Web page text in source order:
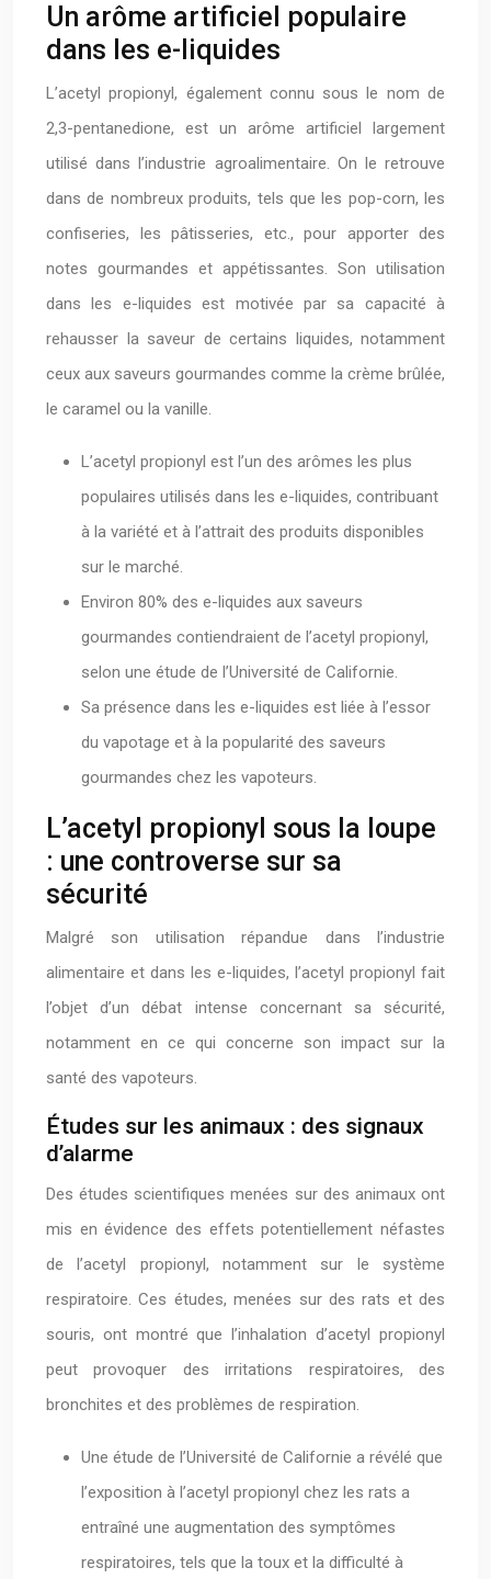
Un arôme artificiel populaire
dans les e-liquides
L’acetyl propionyl, également connu sous le nom de
2,3-pentanedione, est un arôme artificiel largement
utilisé dans l’industrie agroalimentaire. On le retrouve
dans de nombreux produits, tels que les pop-corn, les
confiseries, les pâtisseries, etc., pour apporter des
notes gourmandes et appétissantes. Son utilisation
dans les e-liquides est motivée par sa capacité à
rehausser la saveur de certains liquides, notamment
ceux aux saveurs gourmandes comme la crème brûlée,
le caramel ou la vanille.
L’acetyl propionyl est l’un des arômes les plus
populaires utilisés dans les e-liquides, contribuant
à la variété et à l’attrait des produits disponibles
sur le marché.
Environ 80% des e-liquides aux saveurs
gourmandes contiendraient de l’acetyl propionyl,
selon une étude de l’Université de Californie.
Sa présence dans les e-liquides est liée à l’essor
du vapotage et à la popularité des saveurs
gourmandes chez les vapoteurs.
L’acetyl propionyl sous la loupe
: une controverse sur sa
sécurité
Malgré son utilisation répandue dans l’industrie
alimentaire et dans les e-liquides, l’acetyl propionyl fait
l’objet d’un débat intense concernant sa sécurité,
notamment en ce qui concerne son impact sur la
santé des vapoteurs.
Études sur les animaux : des signaux
d’alarme
Des études scientifiques menées sur des animaux ont
mis en évidence des effets potentiellement néfastes
de l’acetyl propionyl, notamment sur le système
respiratoire. Ces études, menées sur des rats et des
souris, ont montré que l’inhalation d’acetyl propionyl
peut provoquer des irritations respiratoires, des
bronchites et des problèmes de respiration.
Une étude de l’Université de Californie a révélé que
l’exposition à l’acetyl propionyl chez les rats a
entraîné une augmentation des symptômes
respiratoires, tels que la toux et la difficulté à